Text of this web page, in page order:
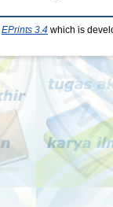
EPrints 3.4 which is